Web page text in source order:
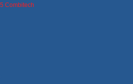
Combitech